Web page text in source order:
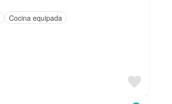
Cocina equipada